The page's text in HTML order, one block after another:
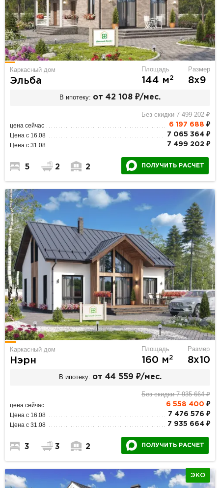
Каркасный дом
Эльба
Площадь
144 м2
Размер
8х9
В ипотеку: от 42 108 ₽/мес.
Без скидки 7 499 202 ₽
цена сейчас 6 197 688 ₽
Цена с 16.08 7 065 364 ₽
Цена с 31.08 7 499 202 ₽
5 2 2 ПОЛУЧИТЬ РАСЧЕТ
Каркасный дом
Нэрн
Площадь
160 м2
Размер
8х10
В ипотеку: от 44 559 ₽/мес.
Без скидки 7 935 664 ₽
цена сейчас 6 558 400 ₽
Цена с 16.08 7 476 576 ₽
Цена с 31.08 7 935 664 ₽
3 3 2 ПОЛУЧИТЬ РАСЧЕТ
ЭКО